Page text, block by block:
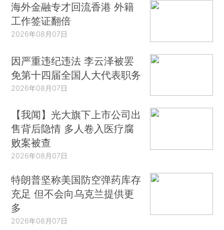
海外金融专才回流香港 外籍
工作签证翻倍
2026年08月07日
因严重违纪违法 李云泽被罢
免第十四届全国人大代表职务
2026年08月07日
【我闻】光大旗下上市公司出
售背后隐情 多人卷入医疗腐
败案被查
2026年08月07日
特朗普坚称美国防空弹药库存
充足 但不会向乌克兰提供更
多
2026年08月07日